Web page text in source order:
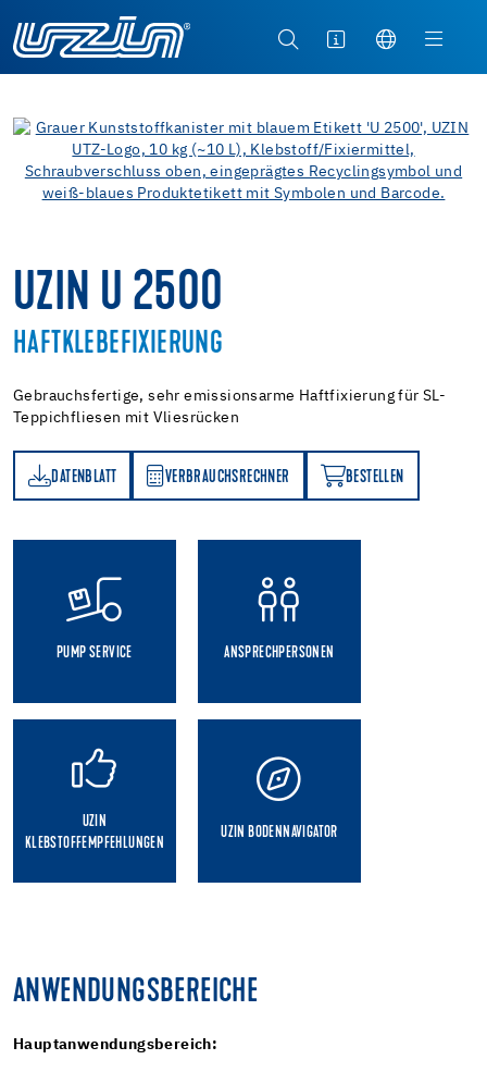
UZIN U 2500
HAFTKLEBEFIXIERUNG
Gebrauchsfertige, sehr emissionsarme Haftfixierung für SL-
Teppichfliesen mit Vliesrücken
DATENBLATT VERBRAUCHSRECHNER BESTELLEN
BESTELLEN
PUMP SERVICE ANSPRECHPERSONEN
UZIN
KLEBSTOFFEMPFEHLUNGEN
UZIN BODENNAVIGATOR
ANWENDUNGSBEREICHE
Hauptanwendungsbereich: